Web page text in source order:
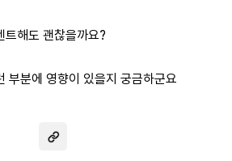
트해도 괜찮을까요?
부분에 영향이 있을지 궁금하군요